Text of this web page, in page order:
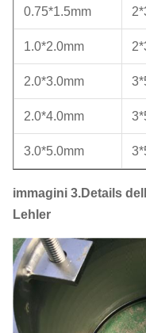
0.75*1.5mm
1.0*2.0mm
2.0*3.0mm
2.0*4.0mm
3.0*5.0mm
immagini 3.Details
Lehler